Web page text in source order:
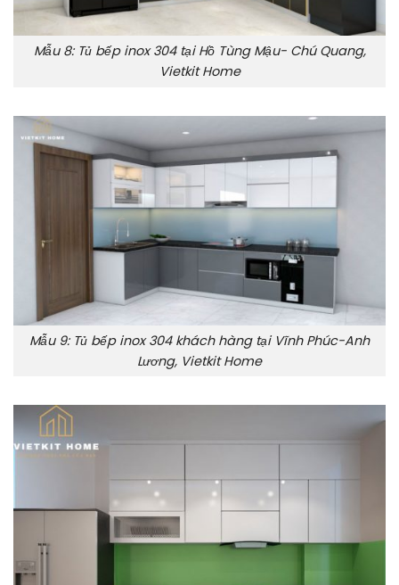
Mẫu 8: Tủ bếp inox 304 tại Hồ Tùng Mậu- Chú Quang,
Vietkit Home
Mẫu 9: Tủ bếp inox 304 khách hàng tại Vĩnh Phúc-Anh
Lương, Vietkit Home